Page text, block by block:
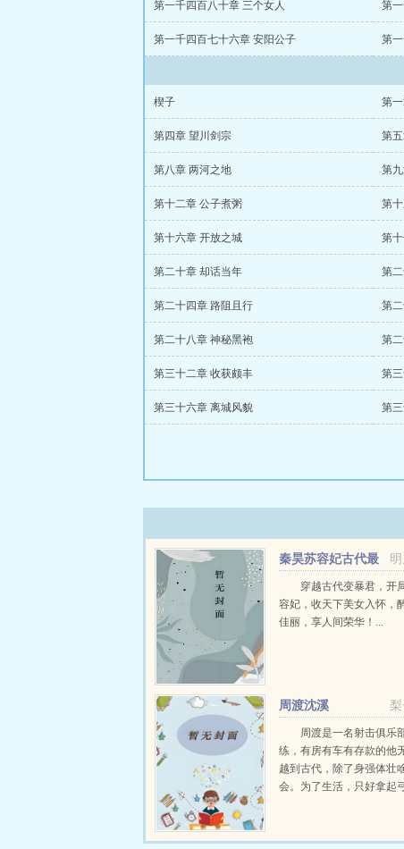
第一千四百八十章 三个女人 第
第一千四百七十六章 安阳公子 第
楔子 第
第四章 望川剑宗 第
第八章 两河之地 第
第十二章 公子煮粥 第
第十六章 开放之城 第
第二十章 却话当年 第
第二十四章 路阻且行 第
第二十八章 神秘黑袍 第
第三十二章 收获颇丰 第
第三十六章 离城风貌 第
秦昊苏容妃古代最
强昏君最新章节在线
穿越古代变暴君，开
容妃，收天下美女入怀，
佳丽，享人间荣华！...
周渡沈溪
周渡是一名射击俱乐
练，有房有车有存款的他
越到古代，除了身强体壮
会。为了生活，只好拿起
只野兔，不会做（失望）